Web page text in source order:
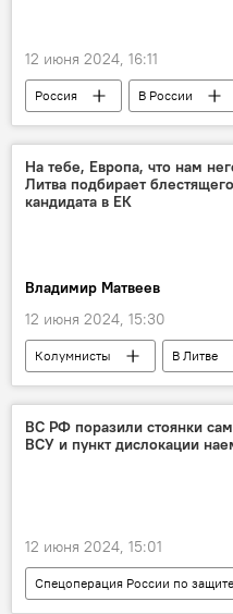
12 июня 2024, 16:11
Россия В России
армия России
ВС РФ
вооруженные силы
На тебе, Европа, что нам
Литва подбирает блестящего
кандидата в ЕК
Владимир Матвеев
12 июня 2024, 15:30
Колумнисты В Литве
Политика
Общество
Выборы в Европарламент — 2024
Еврокомиссия (ЕК)
ВС РФ поразили стоянки
ВСУ и пункт дислокации
12 июня 2024, 15:01
Спецоперация России по